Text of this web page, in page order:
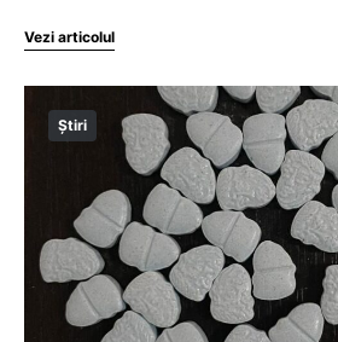
Vezi articolul
Știri